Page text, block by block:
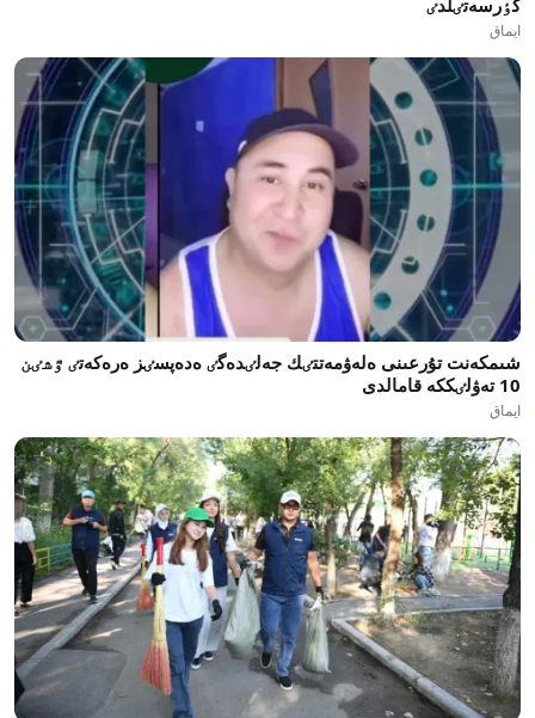
ايماق
شىمكەنت تۇرعىنى ەلەۋمەتتٸك جەلٸدەگٸ ەدەپسٸز ەرەكەتٸ ٷشٸن
10 تەۋلٸككە قامالدى
ايماق